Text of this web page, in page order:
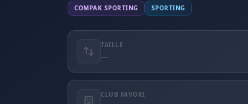
COMPAK SPORTING SPORTING
TAILLE
—
CLUB FAVORI